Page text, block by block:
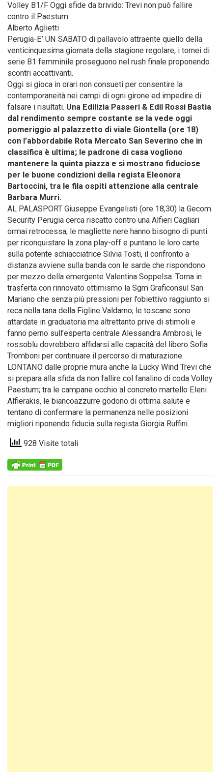
Volley B1/F Oggi sfide da brivido: Trevi non può fallire
contro il Paestum
Alberto Aglietti
Perugia-E’ UN SABATO di pallavolo attraente quello della
venticinquesima giornata della stagione regolare, i tornei di
serie B1 femminile proseguono nel rush finale proponendo
scontri accattivanti.
Oggi si gioca in orari non consueti per consentire la
contemporaneità nei campi di ogni girone ed impedire di
falsare i risultati. Una Edilizia Passeri & Edil Rossi Bastia
dal rendimento sempre costante se la vede oggi
pomeriggio al palazzetto di viale Giontella (ore 18)
con l’abbordabile Rota Mercato San Severino che in
classifica è ultima; le padrone di casa vogliono
mantenere la quinta piazza e si mostrano fiduciose
per le buone condizioni della regista Eleonora
Bartoccini, tra le fila ospiti attenzione alla centrale
Barbara Murri.
AL PALASPORT Giuseppe Evangelisti (ore 18,30) la Gecom
Security Perugia cerca riscatto contro una Alfieri Cagliari
ormai retrocessa; le magliette nere hanno bisogno di punti
per riconquistare la zona play-off e puntano le loro carte
sulla potente schiacciatrice Silvia Tosti, il confronto a
distanza avviene sulla banda con le sarde che rispondono
per mezzo della emergente Valentina Soppelsa. Torna in
trasferta con rinnovato ottimismo la Sgm Graficonsul San
Mariano che senza più pressioni per l’obiettivo raggiunto si
reca nella tana della Figline Valdarno; le toscane sono
attardate in graduatoria ma altrettanto prive di stimoli e
fanno perno sull’esperta centrale Alessandra Ambrosi, le
rossoblu dovrebbero affidarsi alle capacità del libero Sofia
Tromboni per continuare il percorso di maturazione.
LONTANO dalle proprie mura anche la Lucky Wind Trevi che
si prepara alla sfida da non fallire col fanalino di coda Volley
Paestum; tra le campane occhio al concreto martello Eleni
Alfierakis, le biancoazzurre godono di ottima salute e
tentano di confermare la permanenza nelle posizioni
migliori riponendo fiducia sulla regista Giorgia Ruffini.
928 Visite totali